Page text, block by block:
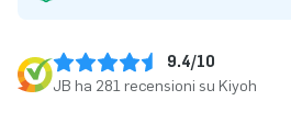
9.4/10
JB ha 281 recensioni su Kiyoh